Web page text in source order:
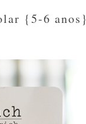
{5-6 anos}